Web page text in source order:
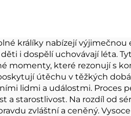
plyšová
králíky nabízejí
i dospělí uchovávají léta.
momenty, které rezonují s
útěchu v těžkých
lidmi a událostmi.
a starostlivost. Na rozdíl od
zvláštní a ceněný.